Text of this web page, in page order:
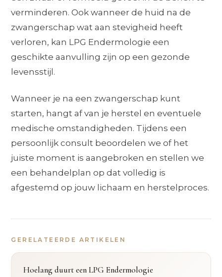
verminderen. Ook wanneer de huid na de
zwangerschap wat aan stevigheid heeft
verloren, kan LPG Endermologie een
geschikte aanvulling zijn op een gezonde
levensstijl.
Wanneer je na een zwangerschap kunt
starten, hangt af van je herstel en eventuele
medische omstandigheden. Tijdens een
persoonlijk consult beoordelen we of het
juiste moment is aangebroken en stellen we
een behandelplan op dat volledig is
afgestemd op jouw lichaam en herstelproces.
GERELATEERDE ARTIKELEN
Hoelang duurt een LPG Endermologie